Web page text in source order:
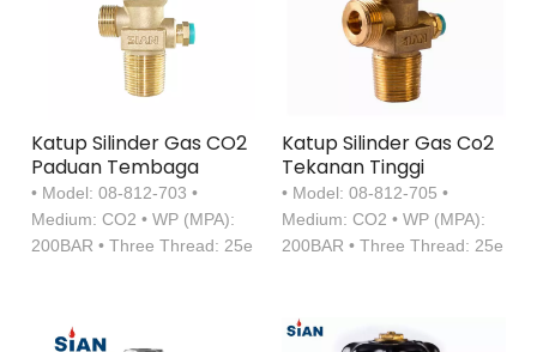
Katup Silinder Gas CO2
Paduan Tembaga
• Model: 08-812-703 •
Medium: CO2 • WP (MPA):
200BAR • Three Thread: 25e
Katup Silinder Gas Co2
Tekanan Tinggi
• Model: 08-812-705 •
Medium: CO2 • WP (MPA):
200BAR • Three Thread: 25e